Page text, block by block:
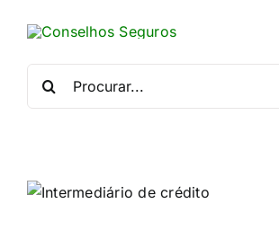
content
por: